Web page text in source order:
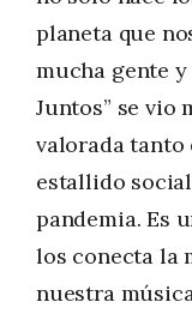
planeta que
mucha gente
Juntos” se
valorada tanto
estallido
pandemia. Es
los conecta la
nuestra